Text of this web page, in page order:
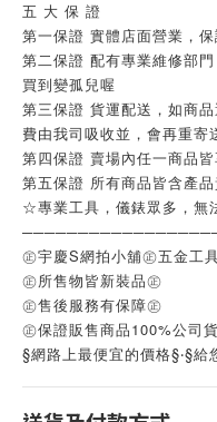
五 大 保 證
第一保證 實體店面營業，
第二保證 配有專業維修部
買到變孤兒喔
第三保證 貨運配送，如商
費由我司吸收並，會再重寄
第四保證 賣場內任一商品
第五保證 所有商品皆含產
☆專業工具，儀錶眾多，無
㊣宇慶S網拍小舖㊣五金工
㊣所售物皆新裝品㊣
㊣售後服務有保障㊣
㊣保證販售商品100%公司
§網路上最便宜的價格§‧§給